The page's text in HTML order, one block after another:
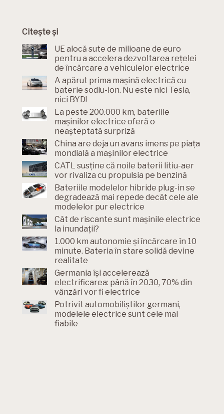
Citește și
UE alocă sute de milioane de euro
pentru a accelera dezvoltarea rețelei
de încărcare a vehiculelor electrice
A apărut prima mașină electrică cu
baterie sodiu-ion. Nu este nici Tesla,
nici BYD!
La peste 200.000 km, bateriile
mașinilor electrice oferă o
neașteptată surpriză
China are deja un avans imens pe piața
mondială a mașinilor electrice
CATL susține că noile baterii litiu-aer
vor rivaliza cu propulsia pe benzină
Bateriile modelelor hibride plug-in se
degradează mai repede decât cele ale
modelelor pur electrice
Cât de riscante sunt mașinile electrice
la inundații?
1.000 km autonomie și încărcare în 10
minute. Bateria în stare solidă devine
realitate
Germania își accelerează
electrificarea: până în 2030, 70% din
vânzări vor fi electrice
Potrivit automobiliștilor germani,
modelele electrice sunt cele mai
fiabile